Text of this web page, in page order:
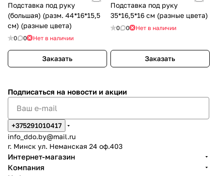
Подставка под руку
(большая) (разм. 44*16*15,5
см) (разные цвета)
0 0 Нет в наличии
Заказать
Подставка под руку
35*16,5*16 см (разные цвета)
0 0 Нет в наличии
Заказать
Подписаться на новости и акции
+375291010417
info_ddo.by@mail.ru
г. Минск ул. Неманская 24 оф.403
Интернет-магазин
Компания